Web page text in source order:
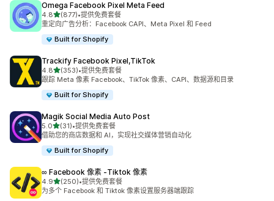
Omega Facebook Pixel Meta Feed
4.8星（满分 5 星）
(877)
总共 877 条评论
•提供免费套餐
重定向广告分析：Facebook CAPI、Meta Pixel 和 Feed
Built for Shopify
Trackify Facebook Pixel,TikTok
4.8星（满分 5 星）
(353)
总共 353 条评论
•提供免费套餐
跟踪 Meta 像素 Facebook、TikTok 像素、CAPI、数据源和目录
Built for Shopify
Magik Social Media Auto Post
5.0星（满分 5 星）
(31)
总共 31 条评论
•提供免费套餐
借助您的商店数据和 AI，实现社交媒体营销自动化
Built for Shopify
∞ Facebook 像素 ‑Tiktok 像素
4.9星（满分 5 星）
(250)
总共 250 条评论
•提供免费套餐
为多个 Facebook 和 Tiktok 像素设置服务器端跟踪